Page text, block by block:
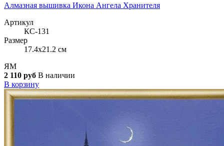
Алмазная вышивка Икона Ангела Хранителя
Артикул
КС-131
Размер
17.4x21.2 см
ЯМ
2 110 руб В наличии
В корзину